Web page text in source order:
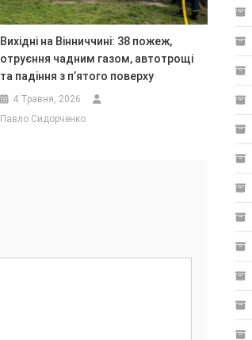
Вихідні на Вінниччині: 38 пожеж,
отруєння чадним газом, автотрощі
та падіння з п’ятого поверху
4 Травня, 2026
Павло Сидорченко